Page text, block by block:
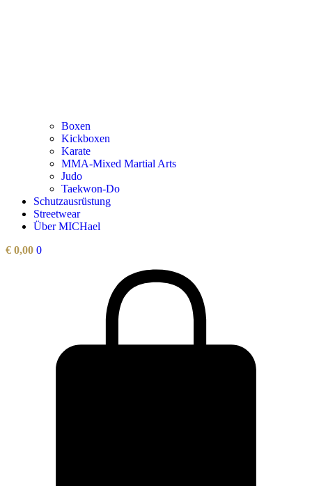
Boxen
Kickboxen
Karate
MMA-Mixed Martial Arts
Judo
Taekwon-Do
Schutzausrüstung
Streetwear
Über MICHael
€ 0,00 0